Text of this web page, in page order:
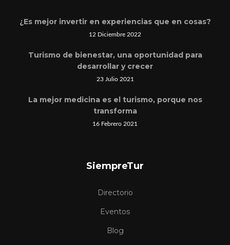
¿Es mejor invertir en experiencias que en cosas?
12 Diciembre 2022
Turismo de bienestar, una oportunidad para
desarrollar y crecer
23 Julio 2021
La mejor medicina es el turismo, porque nos
transforma
16 Febrero 2021
SiempreTur
Directorio
Eventos
Blog